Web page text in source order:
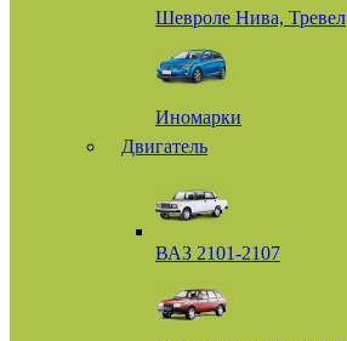
Шевроле Нива, Тревел
Иномарки
Двигатель
ВАЗ 2101-2107